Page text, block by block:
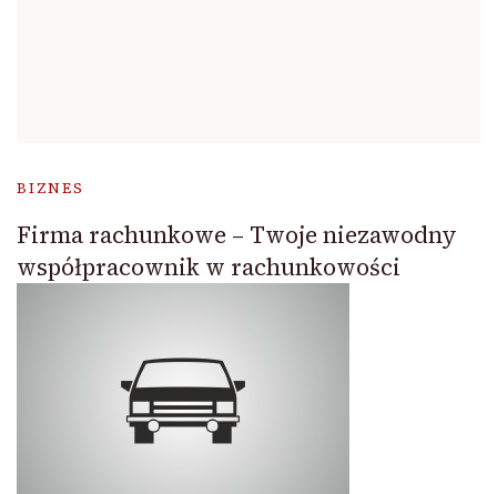
BIZNES
Firma rachunkowe – Twoje niezawodny
współpracownik w rachunkowości